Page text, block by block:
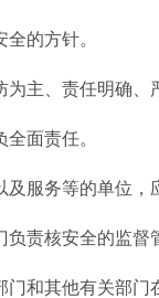
的方针。
、责任明确、
面责任。
务等的单位，
核安全的监督
其他有关部门